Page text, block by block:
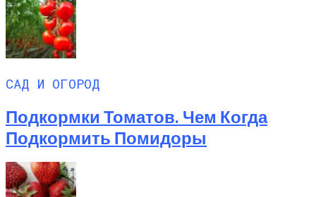
САД И ОГОРОД
Подкормки Томатов. Чем Когда
Подкормить Помидоры